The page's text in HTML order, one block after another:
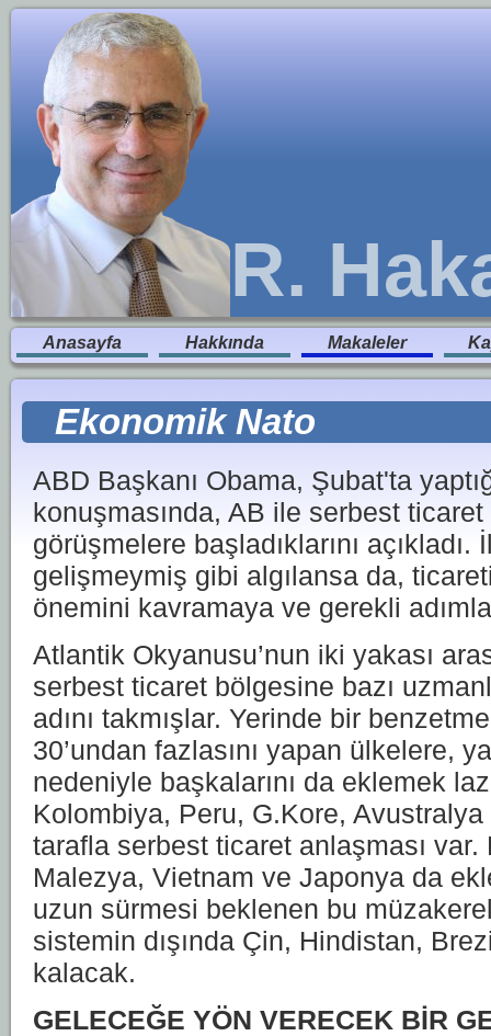
R.
Anasayfa Hakkında Makaleler
Ekonomik Nato
ABD Başkanı Obama, Şubat'ta
konuşmasında, AB ile serbest
görüşmelere başladıklarını
gelişmeymiş gibi algılansa da,
önemini kavramaya ve gerekli
Atlantik Okyanusu’nun iki yakası
serbest ticaret bölgesine bazı
adını takmışlar. Yerinde bir
30’undan fazlasını yapan ülkelere,
nedeniyle başkalarını da eklemek
Kolombiya, Peru, G.Kore, Avustralya
tarafla serbest ticaret anlaşması
Malezya, Vietnam ve Japonya da
uzun sürmesi beklenen bu
sistemin dışında Çin, Hindistan,
kalacak.
GELECEĞE YÖN VERECEK BİR